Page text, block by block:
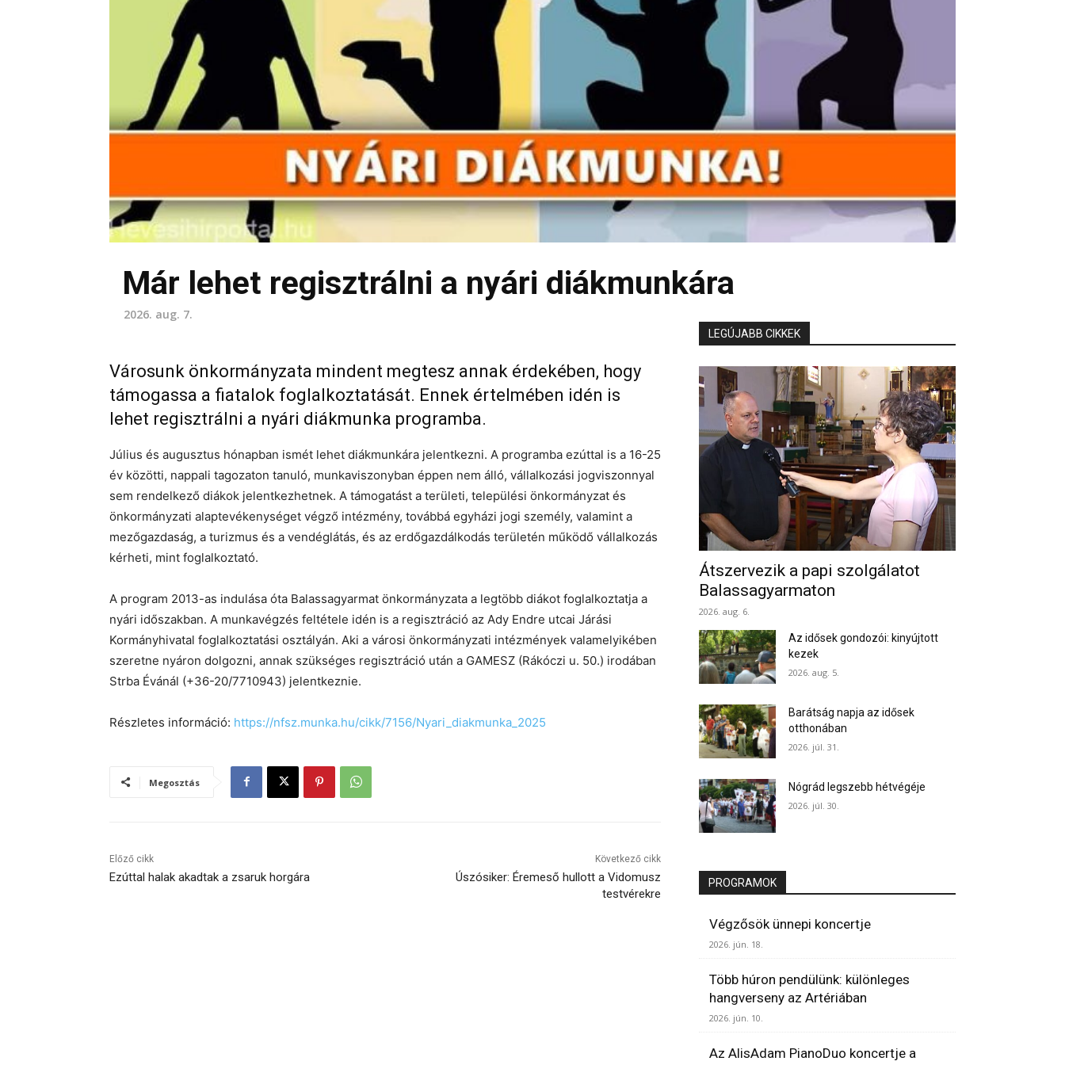
Már lehet regisztrálni a nyári diákmunkára
2026. aug. 7.
Városunk önkormányzata mindent megtesz annak érdekében, hogy
támogassa a fiatalok foglalkoztatását. Ennek értelmében idén is
lehet regisztrálni a nyári diákmunka programba.
Július és augusztus hónapban ismét lehet diákmunkára jelentkezni. A programba ezúttal is a 16-25
év közötti, nappali tagozaton tanuló, munkaviszonyban éppen nem álló, vállalkozási jogviszonnyal
sem rendelkező diákok jelentkezhetnek. A támogatást a területi, települési önkormányzat és
önkormányzati alaptevékenységet végző intézmény, továbbá egyházi jogi személy, valamint a
mezőgazdaság, a turizmus és a vendéglátás, és az erdőgazdálkodás területén működő vállalkozás
kérheti, mint foglalkoztató.
A program 2013-as indulása óta Balassagyarmat önkormányzata a legtöbb diákot foglalkoztatja a
nyári időszakban. A munkavégzés feltétele idén is a regisztráció az Ady Endre utcai Járási
Kormányhivatal foglalkoztatási osztályán. Aki a városi önkormányzati intézmények valamelyikében
szeretne nyáron dolgozni, annak szükséges regisztráció után a GAMESZ (Rákóczi u. 50.) irodában
Strba Évánál (+36-20/7710943) jelentkeznie.
Részletes információ: https://nfsz.munka.hu/cikk/7156/Nyari_diakmunka_2025
Megosztás
Előző cikk
Ezúttal halak akadtak a zsaruk horgára
Következő cikk
Úszósiker: Éremeső hullott a Vidomusz
testvérekre
LEGÚJABB CIKKEK
Átszervezik a papi szolgálatot
Balassagyarmaton
2026. aug. 6.
Az idősek gondozói: kinyújtott
kezek
2026. aug. 5.
Barátság napja az idősek
otthonában
2026. júl. 31.
Nógrád legszebb hétvégéje
2026. júl. 30.
PROGRAMOK
Végzősök ünnepi koncertje
2026. jún. 18.
Több húron pendülünk: különleges
hangverseny az Artériában
2026. jún. 10.
Az AlisAdam PianoDuo koncertje a